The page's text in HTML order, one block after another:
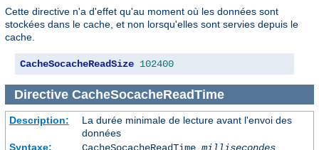
Cette directive n'a d'effet qu'au moment où les données sont
stockées dans le cache, et non lorsqu'elles sont servies depuis le
cache.
CacheSocacheReadSize 102400
Directive CacheSocacheReadTime
Description:
La durée minimale de lecture avant l'envoi des
données
Syntaxe: